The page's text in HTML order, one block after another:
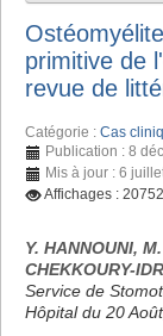
primitive de
revue de
Catégorie : Cas
Publication : 8
Mis à jour : 6
Affichages : 20752
Y. HANNOUNI,
CHEKKOURY-
Service de
Hôpital du 20